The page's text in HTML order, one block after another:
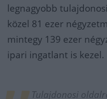
legnagyobb
közel 81 ezer
mintegy 139 ezer
ipari ingatlant is kezel.
Tulajdonosi